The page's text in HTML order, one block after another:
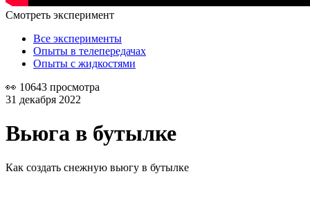
Смотреть эксперимент
Все эксперименты
Опыты в телепередачах
Опыты с жидкостями
👀 10643 просмотра
31 декабря 2022
Вьюга в бутылке
Как создать снежную вьюгу в бутылке